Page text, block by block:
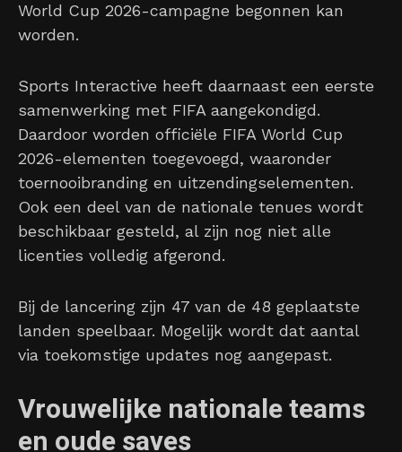
World Cup 2026-campagne begonnen kan
worden.
Sports Interactive heeft daarnaast een eerste
samenwerking met FIFA aangekondigd.
Daardoor worden officiële FIFA World Cup
2026-elementen toegevoegd, waaronder
toernooibranding en uitzendingselementen.
Ook een deel van de nationale tenues wordt
beschikbaar gesteld, al zijn nog niet alle
licenties volledig afgerond.
Bij de lancering zijn 47 van de 48 geplaatste
landen speelbaar. Mogelijk wordt dat aantal
via toekomstige updates nog aangepast.
Vrouwelijke nationale teams
en oude saves